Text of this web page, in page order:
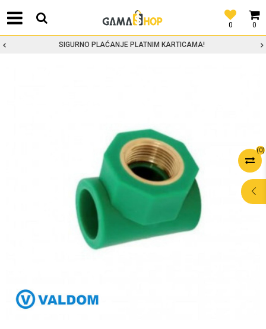
0
0
SIGURNO PLAĆANJE PLATNIM KARTICAMA!
(0)
POMOĆ PRI